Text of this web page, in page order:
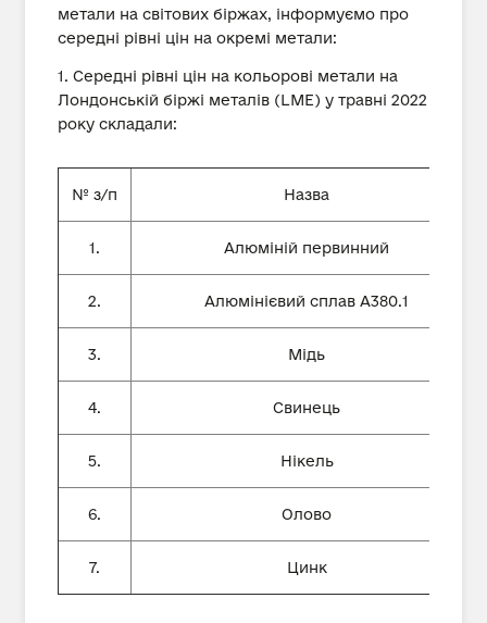
метали на світових біржах, інформуємо про
середні рівні цін на окремі метали:
1. Середні рівні цін на кольорові метали на
Лондонській біржі металів (LME) у травні 2022
року складали:
№ з/п Назва
1. Алюміній первинний
2. Алюмінієвий сплав А380.1
3. Мідь
4. Свинець
5. Нікель
6. Олово
7. Цинк